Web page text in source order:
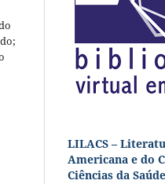
LILACS –
Americana e do
Ciências da Saúde